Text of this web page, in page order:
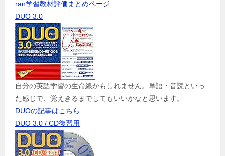
ran学習教材評価まとめページ
DUO 3.0
自分の英語学習の生命線かもしれません。単語・音読といっ
た感じで、覚えきるまでしてもいいかなと思います。
DUOの記事はこちら
DUO 3.0 / CD復習用